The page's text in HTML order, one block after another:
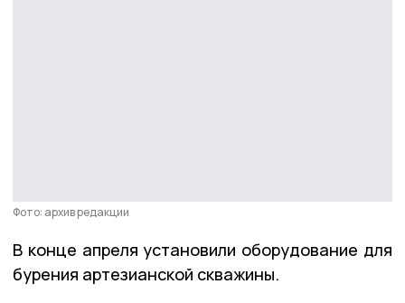
Фото: архив редакции
В конце апреля установили оборудование для
бурения артезианской скважины.